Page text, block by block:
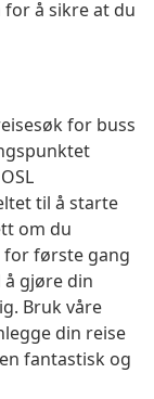
å sikre at du
for buss
til å starte
om du
for første gang
gjøre din
Bruk våre
din reise
fantastisk og